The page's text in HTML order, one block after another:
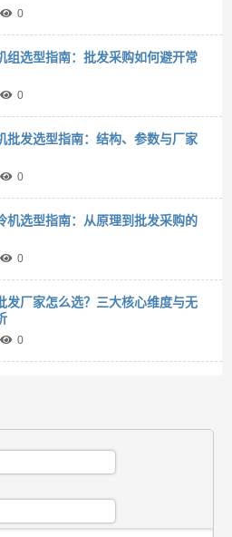
0
组选型指南：批发采购如何避开常
0
批发选型指南：结构、参数与厂家
0
机选型指南：从原理到批发采购的
0
厂家怎么选？三大核心维度与无
0